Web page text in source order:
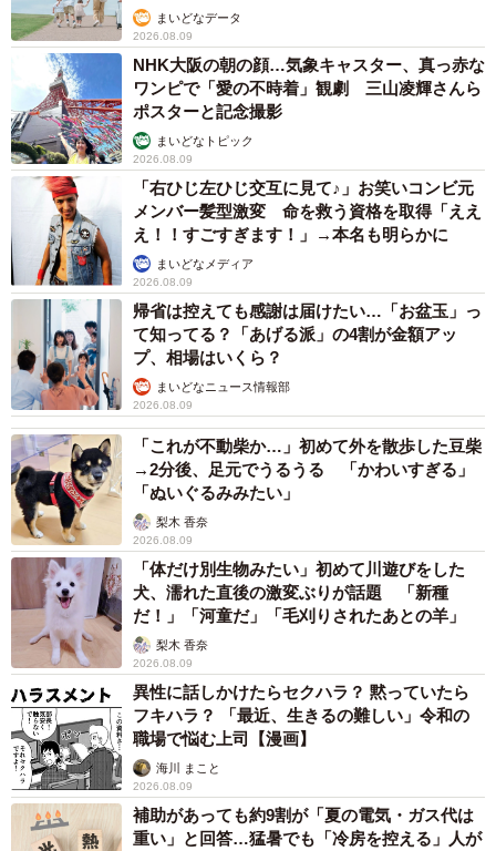
まいどなデータ
2026.08.09
NHK大阪の朝の顔…気象キャスター、真っ赤な
ワンピで「愛の不時着」観劇 三山凌輝さんら
ポスターと記念撮影
まいどなトピック
2026.08.09
「右ひじ左ひじ交互に見て♪」お笑いコンビ元
メンバー髪型激変 命を救う資格を取得「ええ
え！！すごすぎます！」→本名も明らかに
まいどなメディア
2026.08.09
帰省は控えても感謝は届けたい…「お盆玉」っ
て知ってる？「あげる派」の4割が金額アッ
プ、相場はいくら？
まいどなニュース情報部
2026.08.09
「これが不動柴か…」初めて外を散歩した豆柴
→2分後、足元でうるうる 「かわいすぎる」
「ぬいぐるみみたい」
梨木 香奈
2026.08.09
「体だけ別生物みたい」初めて川遊びをした
犬、濡れた直後の激変ぶりが話題 「新種
だ！」「河童だ」「毛刈りされたあとの羊」
梨木 香奈
2026.08.09
異性に話しかけたらセクハラ？ 黙っていたら
フキハラ？ 「最近、生きるの難しい」令和の
職場で悩む上司【漫画】
海川 まこと
2026.08.09
補助があっても約9割が「夏の電気・ガス代は
重い」と回答…猛暑でも「冷房を控える」人が